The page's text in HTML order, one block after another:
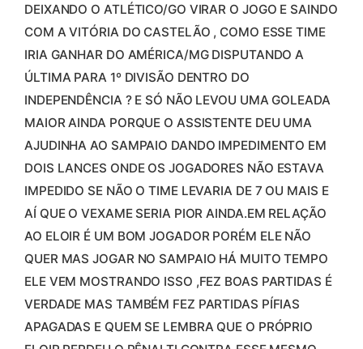
DEIXANDO O ATLÉTICO/GO VIRAR O JOGO E SAINDO
COM A VITÓRIA DO CASTELÃO , COMO ESSE TIME
IRIA GANHAR DO AMÉRICA/MG DISPUTANDO A
ÚLTIMA PARA 1º DIVISÃO DENTRO DO
INDEPENDÊNCIA ? E SÓ NÃO LEVOU UMA GOLEADA
MAIOR AINDA PORQUE O ASSISTENTE DEU UMA
AJUDINHA AO SAMPAIO DANDO IMPEDIMENTO EM
DOIS LANCES ONDE OS JOGADORES NÃO ESTAVA
IMPEDIDO SE NÃO O TIME LEVARIA DE 7 OU MAIS E
AÍ QUE O VEXAME SERIA PIOR AINDA.EM RELAÇÃO
AO ELOIR É UM BOM JOGADOR PORÉM ELE NÃO
QUER MAS JOGAR NO SAMPAIO HÁ MUITO TEMPO
ELE VEM MOSTRANDO ISSO ,FEZ BOAS PARTIDAS É
VERDADE MAS TAMBÉM FEZ PARTIDAS PÍFIAS
APAGADAS E QUEM SE LEMBRA QUE O PRÓPRIO